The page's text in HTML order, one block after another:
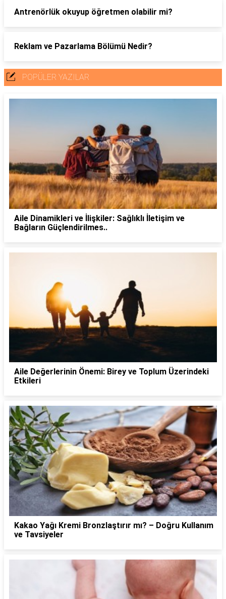
Antrenörlük okuyup öğretmen olabilir mi?
Reklam ve Pazarlama Bölümü Nedir?
POPÜLER YAZILAR
Aile Dinamikleri ve İlişkiler: Sağlıklı İletişim ve
Bağların Güçlendirilmes..
Aile Değerlerinin Önemi: Birey ve Toplum Üzerindeki
Etkileri
Kakao Yağı Kremi Bronzlaştırır mı? – Doğru Kullanım
ve Tavsiyeler